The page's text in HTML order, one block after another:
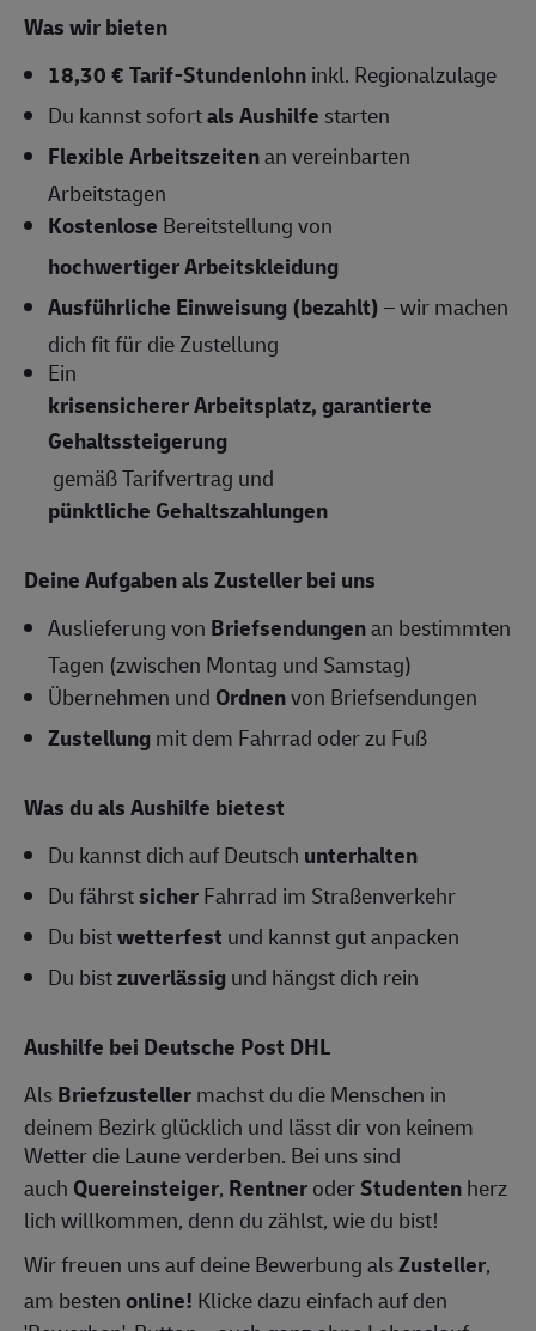
Was wir bieten
18,30 € Tarif-Stundenlohninkl. Regionalzulage
Du kannst sofortals Aushilfe starten
Flexible Arbeitszeitenan vereinbarten
Arbeitstagen
Kostenlose Bereitstellung von
hochwertiger Arbeitskleidung
Ausführliche Einweisung (bezahlt)– wir machen
dich fit für die Zustellung
Ein
krisensicherer Arbeitsplatz, garantierte
Gehaltssteigerung
gemäß Tarifvertrag und
pünktliche Gehaltszahlungen
Deine Aufgaben als Zusteller bei uns
Auslieferung von Briefsendungenan bestimmten
Tagen (zwischen Montag und Samstag)
Übernehmen und Ordnenvon Briefsendungen
Zustellungmit dem Fahrrad oder zu Fuß
Was du als Aushilfe bietest
Du kannst dich auf Deutsch unterhalten
Du fährstsicherFahrrad im Straßenverkehr
Du bistwetterfest und kannst gut anpacken
Du bistzuverlässigund hängst dich rein
Aushilfe bei Deutsche Post DHL
AlsBriefzustellermachst du die Menschen in
deinem Bezirk glücklich und lässt dir von keinem
Wetter die Laune verderben. Bei uns sind
auch Quereinsteiger, RentneroderStudentenherz
lich willkommen, denn du zählst, wie du bist!
Wir freuen uns auf deine Bewerbung alsZusteller,
am bestenonline! Klicke dazu einfach auf den